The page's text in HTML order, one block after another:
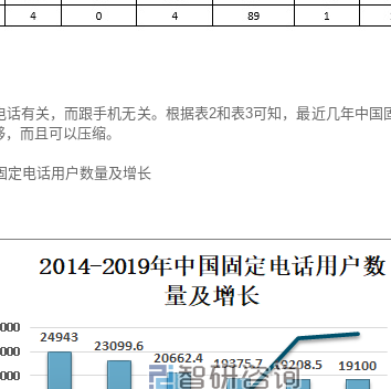
话有关，而跟手机无关。根据表2和表3可知，最近几年中国
而且可以压缩。
定电话用户数量及增长